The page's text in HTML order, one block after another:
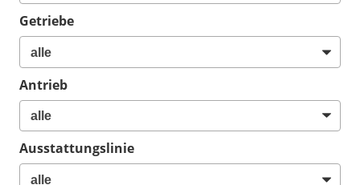
Getriebe
Antrieb
Ausstattungslinie